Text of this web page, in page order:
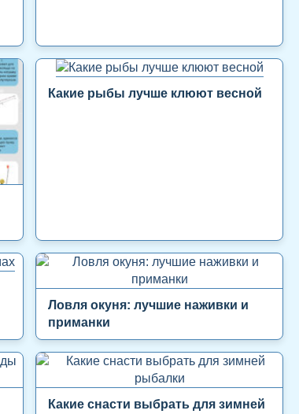
Какие рыбы лучше клюют весной
Ловля окуня: лучшие наживки и
приманки
Какие снасти выбрать для зимней